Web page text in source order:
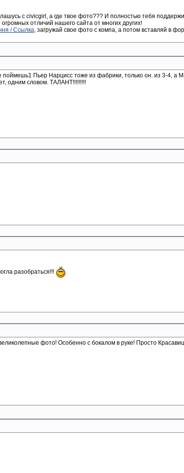
с civicgirl, а где твое фото??? И полностью тебя
отличий нашего сайта от многих других!
/ Ссылка, загружай свое фото с компа, а потом вставляй в
поймешь1 Пьер Нарцисс тоже из фабрики, только он. из 3-4, а
одним словом. ТАЛАНТ!!!!!!!!!
разобраться!!!
фото! Особенно с бокалом в руке! Просто